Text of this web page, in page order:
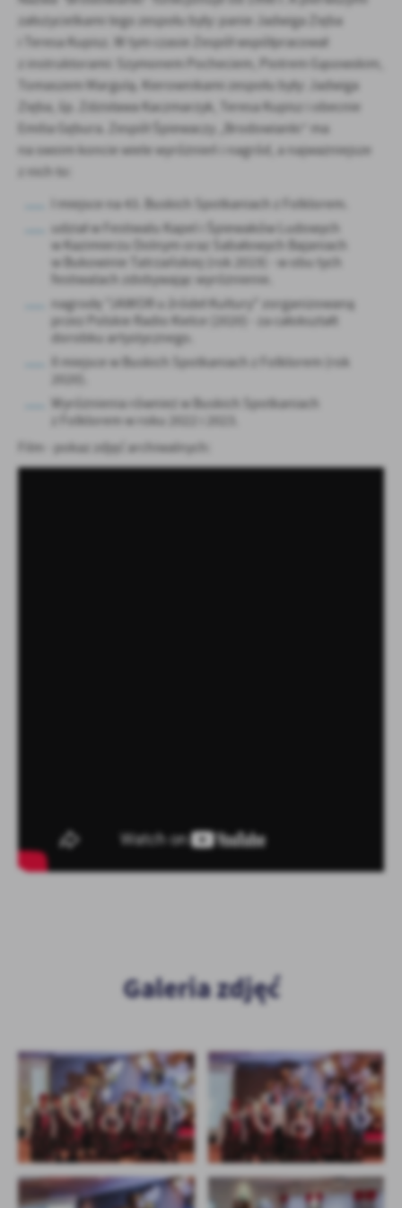
założycielkami tego zespołu były: panie Jadwiga Zięba
i Teresa Kupisz. W tym czasie Zespół współpracował
z instruktorami: Szymonem Pocheciem, Piotrem Gąsowskim,
Tomaszem Margulą. Kierownikami zespołu były: Jadwiga
Zięba, śp. Zdzisława Kaczmarzyk, Teresa Kupisz i obecnie
Emilia Gębura. Zespół Śpiewaczy „Brodowianki” ma
na swoim koncie wiele wyróżnień i nagród, a najważniejsze
z nich to:
I miejsce na 43. Buskich Spotkaniach z Folklorem.
udział w Festiwalu Kapel i Śpiewaków Ludowych
w Kazimierzu Dolnym oraz Sabałowych Bajaniach
w Bukowinie Tatrzańskiej (rok 2019) - w obu tych
festiwalach zdobywając wyróżnienie.
nagrodę "JAWOR u źródeł Kultury" zorganizowaną
przez Polskie Radio Kielce (2020) - za całokształt
dorobku artystycznego.
II miejsce w Buskich Spotkaniach z Folklorem (rok
Wyróżnienia również w Buskich Spotkaniach
z Folklorem w roku 2022 i 2023.
Film - pokaz zdjęć archiwalnych:
Galeria zdjęć